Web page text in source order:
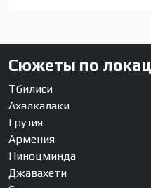
Сюжеты по
Тбилиси
Ахалкалаки
Грузия
Армения
Ниноцминда
Джавахети